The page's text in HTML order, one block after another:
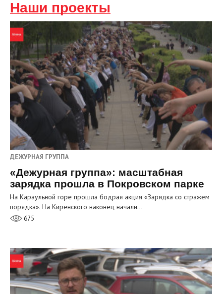
Наши проекты
ДЕЖУРНАЯ ГРУППА
«Дежурная группа»: масштабная
зарядка прошла в Покровском парке
На Караульной горе прошла бодрая акция «Зарядка со стражем
порядка». На Киренского наконец начали…
675